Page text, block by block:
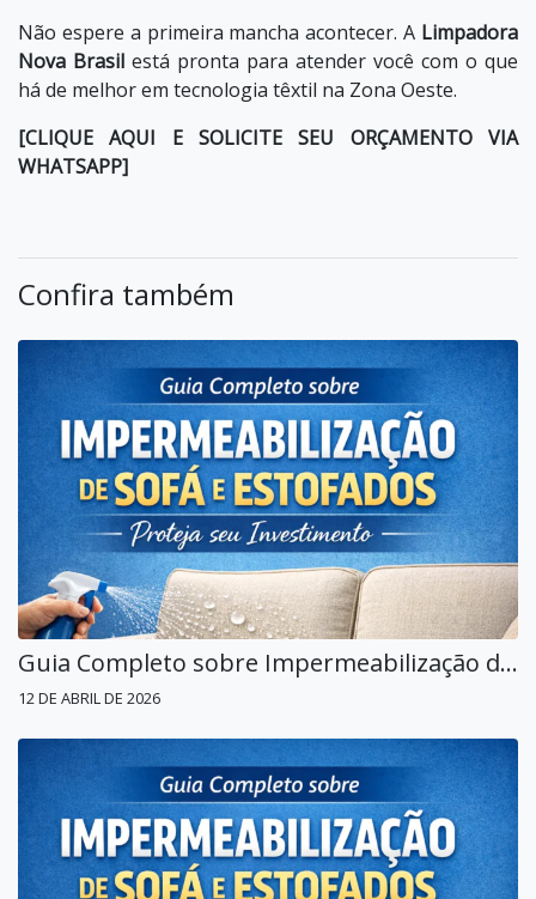
Não espere a primeira mancha acontecer. A Limpadora
Nova Brasil está pronta para atender você com o que
há de melhor em tecnologia têxtil na Zona Oeste.
[CLIQUE AQUI E SOLICITE SEU ORÇAMENTO VIA
WHATSAPP]
Confira também
Guia Completo sobre Impermeabilização de Sofá e Estofados em Moema: Proteja seu Investimento
12 DE ABRIL DE 2026